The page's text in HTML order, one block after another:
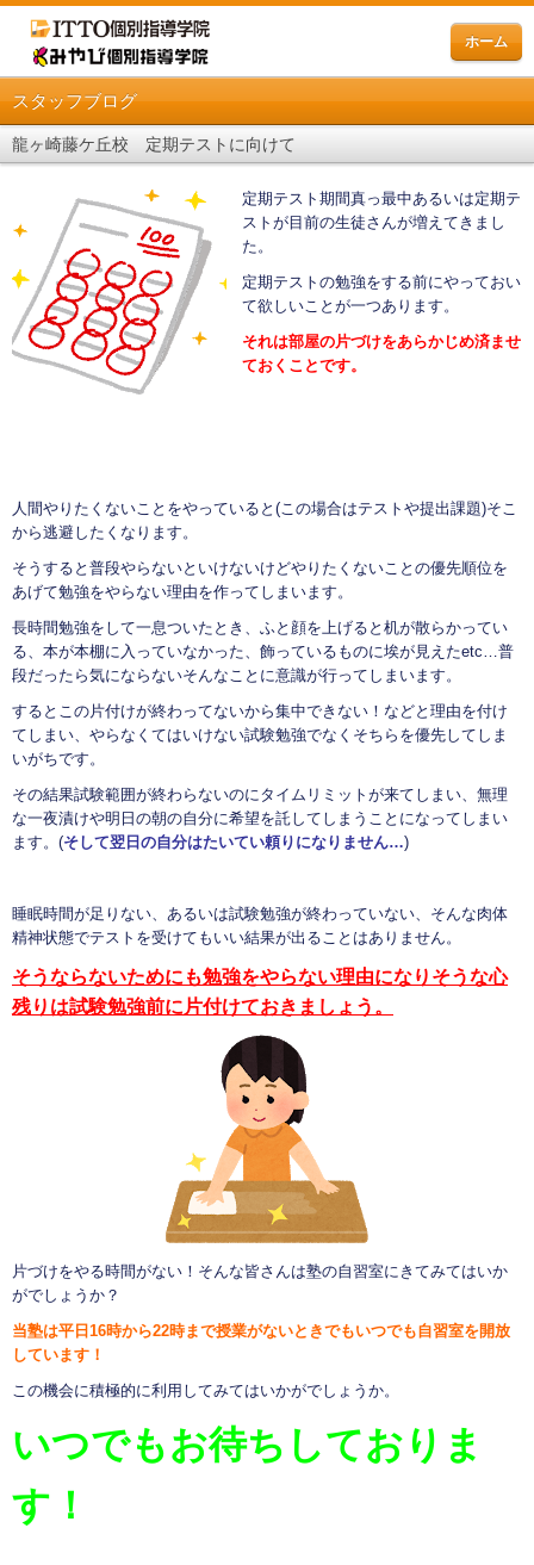
ホーム
スタッフブログ
龍ヶ崎藤ケ丘校 定期テストに向けて
定期テスト期間真っ最中あるいは定期テ
ストが目前の生徒さんが増えてきまし
た。
定期テストの勉強をする前にやっておい
て欲しいことが一つあります。
それは部屋の片づけをあらかじめ済ませ
ておくことです。
人間やりたくないことをやっていると(この場合はテストや提出課題)そこ
から逃避したくなります。
そうすると普段やらないといけないけどやりたくないことの優先順位を
あげて勉強をやらない理由を作ってしまいます。
長時間勉強をして一息ついたとき、ふと顔を上げると机が散らかってい
る、本が本棚に入っていなかった、飾っているものに埃が見えたetc…普
段だったら気にならないそんなことに意識が行ってしまいます。
するとこの片付けが終わってないから集中できない！などと理由を付け
てしまい、やらなくてはいけない試験勉強でなくそちらを優先してしま
いがちです。
その結果試験範囲が終わらないのにタイムリミットが来てしまい、無理
な一夜漬けや明日の朝の自分に希望を託してしまうことになってしまい
ます。(そして翌日の自分はたいてい頼りになりません…)
睡眠時間が足りない、あるいは試験勉強が終わっていない、そんな肉体
精神状態でテストを受けてもいい結果が出ることはありません。
そうならないためにも勉強をやらない理由になりそうな心
残りは試験勉強前に片付けておきましょう。
片づけをやる時間がない！そんな皆さんは塾の自習室にきてみてはいか
がでしょうか？
当塾は平日16時から22時まで授業がないときでもいつでも自習室を開放
しています！
この機会に積極的に利用してみてはいかがでしょうか。
いつでもお待ちしておりま
す！